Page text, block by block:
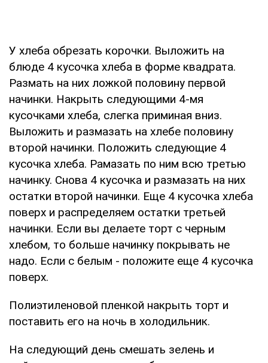
У хлеба обрезать корочки. Выложить на
блюде 4 кусочка хлеба в форме квадрата.
Размать на них ложкой половину первой
начинки. Накрыть следующими 4-мя
кусочками хлеба, слегка приминая вниз.
Выложить и размазать на хлебе половину
второй начинки. Положить следующие 4
кусочка хлеба. Рамазать по ним всю третью
начинку. Снова 4 кусочка и размазать на них
остатки второй начинки. Еще 4 кусочка хлеба
поверх и распределяем остатки третьей
начинки. Если вы делаете торт с черным
хлебом, то больше начинку покрывать не
надо. Если с белым - положите еще 4 кусочка
поверх.
Полиэтиленовой пленкой накрыть торт и
поставить его на ночь в холодильник.
На следующий день смешать зелень и